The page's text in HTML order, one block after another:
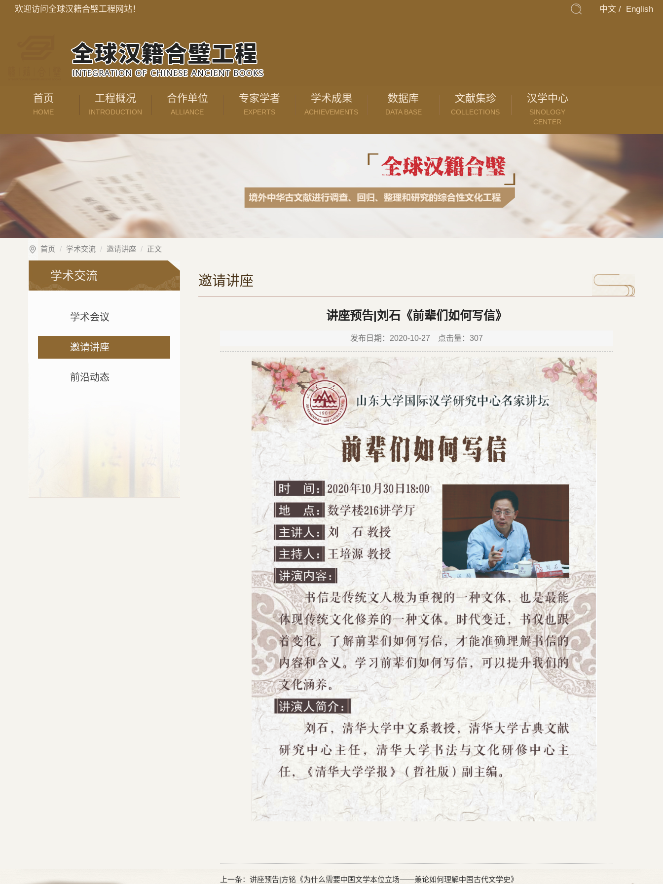
欢迎访问全球汉籍合璧工程网站！ 中文 / English
首页
HOME
工程概况
INTRODUCTION
合作单位
ALLIANCE
专家学者
EXPERTS
学术成果
ACHIEVEMENTS
数据库
DATA BASE
文献集珍
COLLECTIONS
汉学中心
SINOLOGY
CENTER
首页 学术交流 邀请讲座 正文
学术交流
学术会议
邀请讲座
前沿动态
邀请讲座
讲座预告|刘石《前辈们如何写信》
发布日期：2020-10-27 点击量： 307
上一条：讲座预告|方铭《为什么需要中国文学本位立场——兼论如何理解中国古代文学史》